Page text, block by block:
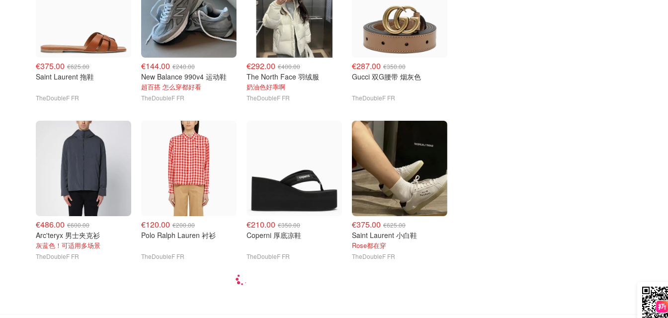
€375.00 €625.00
Saint Laurent 拖鞋
TheDoubleF FR
€144.00 €240.00
New Balance 990v4 运动鞋
超百搭 怎么穿都好看
TheDoubleF FR
€292.00 €400.00
The North Face 羽绒服
奶油色好乖啊
TheDoubleF FR
€287.00 €350.00
Gucci 双G腰带 烟灰色
TheDoubleF FR
€486.00 €600.00
Arc'teryx 男士夹克衫
灰蓝色！可适用多场景
TheDoubleF FR
€120.00 €200.00
Polo Ralph Lauren 衬衫
TheDoubleF FR
€210.00 €350.00
Coperni 厚底凉鞋
TheDoubleF FR
€375.00 €625.00
Saint Laurent 小白鞋
Rose都在穿
TheDoubleF FR